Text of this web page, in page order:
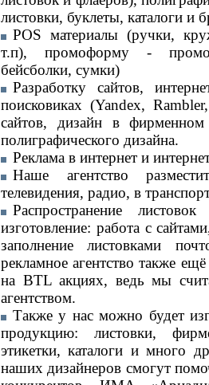
листовки, буклеты, каталоги
POS материалы (ручки,
т.п), промоформу -
бейсболки, сумки)
Разработку сайтов,
поисковиках (Yandex,
сайтов, дизайн в
полиграфического дизайна.
Реклама в интернет и
Наше агентство
телевидения, радио, в
Распространение
изготовление: работа с
заполнение листовками
рекламное агентство также
на BTL акциях, ведь мы
агентством.
Также у нас можно будет
продукцию: листовки,
этикетки, каталоги и много
наших дизайнеров смогут